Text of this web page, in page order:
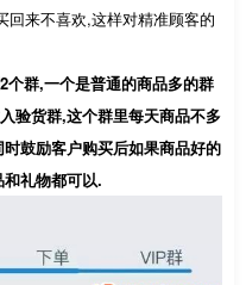
回来不喜欢,这样对精准顾客的
个群,一个是普通的商品多的群
验货群,这个群里每天商品不多
鼓励客户购买后如果商品好的
礼物都可以.